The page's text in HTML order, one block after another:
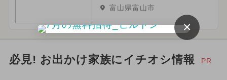
富山県富山市
必見! お出かけ家族にイチオシ情報 PR
×